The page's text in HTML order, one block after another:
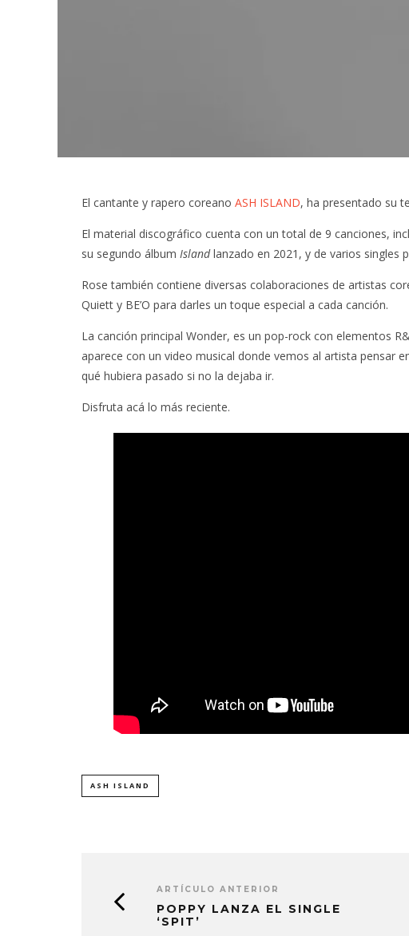
El cantante y rapero coreano ASH ISLAND, ha presentado su
El material discográfico cuenta con un total de 9 canciones,
su segundo álbum Islandlanzado en 2021, y de varios singles
Rose también contiene diversas colaboraciones de artistas
Quiett y BE’O para darles un toque especial a cada canción.
La canción principal Wonder, es un pop-rock con elementos
aparece con un video musical donde vemos al artista pensar
qué hubiera pasado si no la dejaba ir.
Disfruta acá lo más reciente.
ASH ISLAND
ARTÍCULO ANTERIOR
POPPY LANZA EL SINGLE
‘SPIT’